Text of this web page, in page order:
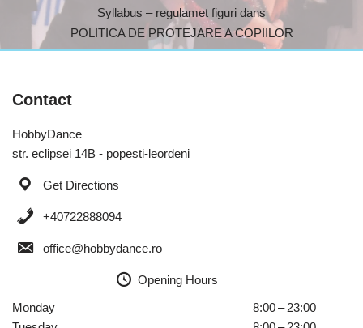
Syllabus – regulamet figuri dans
POLITICA DE PROTEJARE A COPIILOR
Contact
HobbyDance
str. eclipsei 14B - popesti-leordeni
Get Directions
+40722888094
office@hobbydance.ro
Opening Hours
Monday
8:00 – 23:00